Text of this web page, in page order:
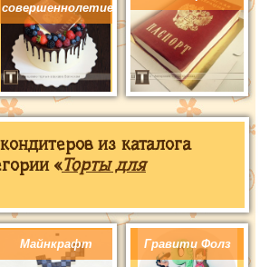
совершеннолетие
из каталога
«Торты для
Майнкрафт Гравити Фолз